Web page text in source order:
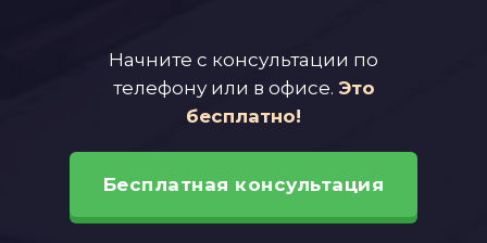
Бесплатная консультация
Начните с консультации по
телефону или в офисе. Это
бесплатно!